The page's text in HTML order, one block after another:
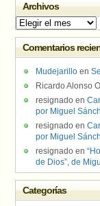
Archivos
Archivos
Comentarios
Mudejarillo en
Ricardo Alonso
resignado en
por Miguel
resignado en
por Miguel
resignado en
de Dios”, de
Categorías